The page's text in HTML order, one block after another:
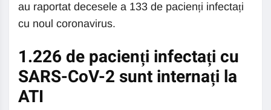
au raportat decesele a 133 de pacienți infectați
cu noul coronavirus.
1.226 de pacienți infectați cu
SARS-CoV-2 sunt internați la
ATI